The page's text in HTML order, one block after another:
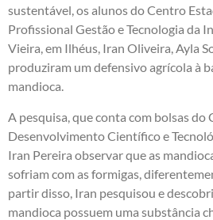
sustentável, os alunos do Centro
Profissional Gestão e Tecnologia da
Vieira, em Ilhéus, Iran Oliveira, Ayla
produziram um defensivo agrícola à
mandioca.
A pesquisa, que conta com bolsas do
Desenvolvimento Científico e
Iran Pereira observar que as
sofriam com as formigas,
partir disso, Iran pesquisou e
mandioca possuem uma substância